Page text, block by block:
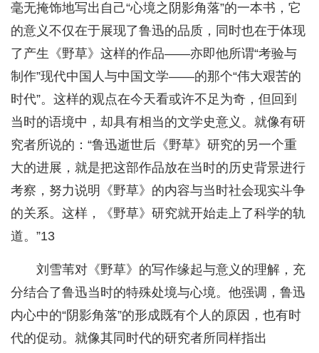
毫无掩饰地写出自己“心境之阴影角落”的一本书，它
的意义不仅在于展现了鲁迅的品质，同时也在于体现
了产生《野草》这样的作品——亦即他所谓“考验与
制作”现代中国人与中国文学——的那个“伟大艰苦的
时代”。这样的观点在今天看或许不足为奇，但回到
当时的语境中，却具有相当的文学史意义。就像有研
究者所说的：“鲁迅逝世后《野草》研究的另一个重
大的进展，就是把这部作品放在当时的历史背景进行
考察，努力说明《野草》的内容与当时社会现实斗争
的关系。这样，《野草》研究就开始走上了科学的轨
道。”13
刘雪苇对《野草》的写作缘起与意义的理解，充
分结合了鲁迅当时的特殊处境与心境。他强调，鲁迅
内心中的“阴影角落”的形成既有个人的原因，也有时
代的促动。就像其同时代的研究者所同样指出